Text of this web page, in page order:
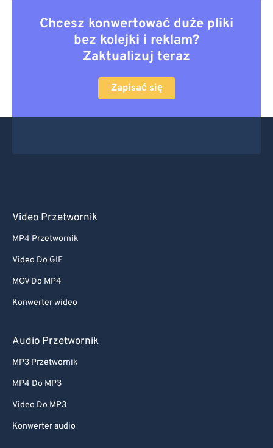
Chcesz konwertować duże pliki
bez kolejki i reklam?
Zaktualizuj teraz
Zapisać się
Video Przetwornik
MP4 Przetwornik
Video Do GIF
MOV Do MP4
Konwerter wideo
Audio Przetwornik
MP3 Przetwornik
MP4 Do MP3
Video Do MP3
Konwerter audio